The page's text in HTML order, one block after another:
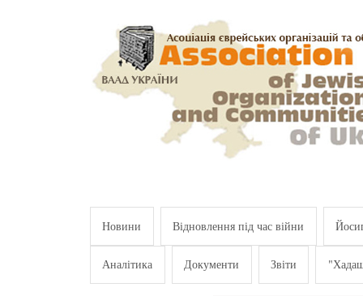
Новини Відновлення під час війни
Аналітика Документи Звіти